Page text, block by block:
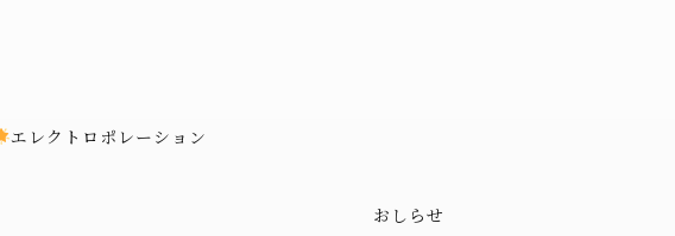
エレクトロポレーション
おしらせ